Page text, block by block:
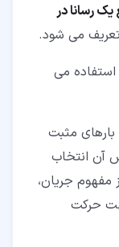
رسانا در
می شود.
استفاده می
بارهای مثبت
آن انتخاب
مفهوم جریان،
حرکت